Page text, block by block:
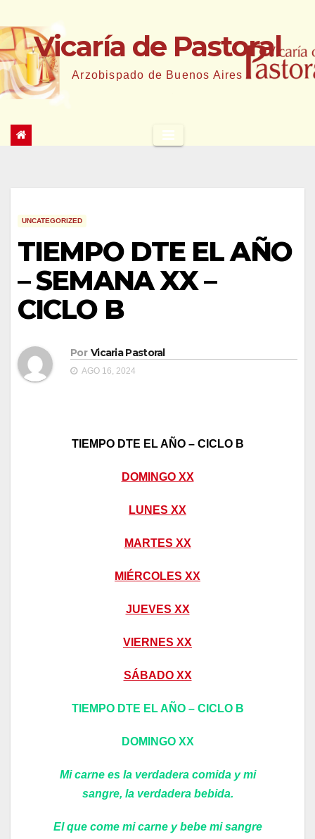
al
contenidoVicaría de Pastoral
Arzobispado de Buenos Aires
UNCATEGORIZED
TIEMPO DTE EL AÑO
– SEMANA XX –
CICLO B
Por Vicaria Pastoral
AGO 16, 2024
TIEMPO DTE EL AÑO – CICLO B
DOMINGO XX
LUNES XX
MARTES XX
MIÉRCOLES XX
JUEVES XX
VIERNES XX
SÁBADO XX
TIEMPO DTE EL AÑO – CICLO B
DOMINGO XX
Mi carne es la verdadera comida y mi
sangre, la verdadera bebida.
El que come mi carne y bebe mi sangre